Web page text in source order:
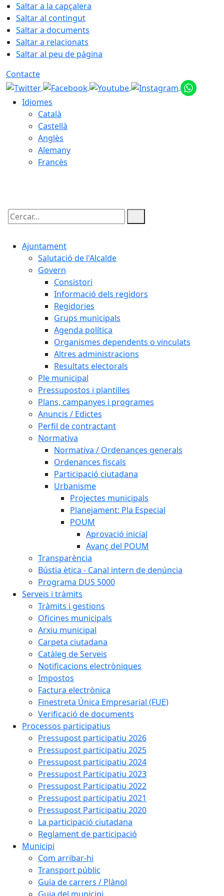
Saltar a la capçalera
Saltar al contingut
Saltar a documents
Saltar a relacionats
Saltar al peu de pàgina
Contacte
Idiomes
Català
Castellà
Anglès
Alemany
Francès
Cercar:
Ajuntament
Salutació de l'Alcalde
Govern
Consistori
Informació dels regidors
Regidories
Grups municipals
Agenda política
Organismes dependents o vinculats
Altres administracions
Resultats electorals
Ple municipal
Pressupostos i plantilles
Plans, campanyes i programes
Anuncis / Edictes
Perfil de contractant
Normativa
Normativa / Ordenances generals
Ordenances fiscals
Participació ciutadana
Urbanisme
Projectes municipals
Planejament: Pla Especial
POUM
Aprovació inicial
Avanç del POUM
Transparència
Bústia ètica - Canal intern de denúncia
Programa DUS 5000
Serveis i tràmits
Tràmits i gestions
Oficines municipals
Arxiu municipal
Carpeta ciutadana
Catàleg de Serveis
Notificacions electròniques
Impostos
Factura electrònica
Finestreta Única Empresarial (FUE)
Verificació de documents
Processos participatius
Pressupost participatiu 2026
Pressupost participatiu 2025
Pressupost participatiu 2024
Pressupost Participatiu 2023
Pressupost Participatiu 2022
Pressupost participatiu 2021
Pressupost Participatiu 2020
La participació ciutadana
Reglament de participació
Municipi
Com arribar-hi
Transport públic
Guia de carrers / Plànol